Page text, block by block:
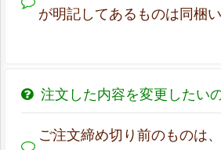
が明記してあるものは同梱
注文した内容を変更したい
ご注文締め切り前のものは